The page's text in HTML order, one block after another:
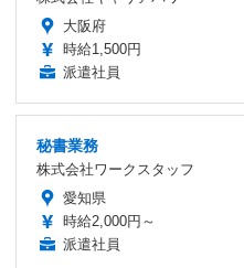
大阪府
時給1,500円
派遣社員
秘書業務
株式会社ワークスタッフ
愛知県
時給2,000円～
派遣社員